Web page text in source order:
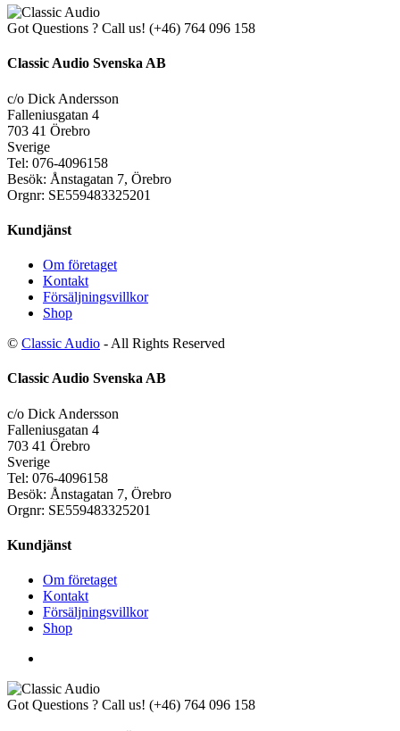
Got Questions ? Call us! (+46) 764 096 158
Classic Audio Svenska AB
c/o Dick Andersson
Falleniusgatan 4
703 41 Örebro
Sverige
Tel: 076-4096158
Besök: Ånstagatan 7, Örebro
Orgnr: SE559483325201
Kundjänst
Om företaget
Kontakt
Försäljningsvillkor
Shop
© Classic Audio - All Rights Reserved
Classic Audio Svenska AB
c/o Dick Andersson
Falleniusgatan 4
703 41 Örebro
Sverige
Tel: 076-4096158
Besök: Ånstagatan 7, Örebro
Orgnr: SE559483325201
Kundjänst
Om företaget
Kontakt
Försäljningsvillkor
Shop
Got Questions ? Call us! (+46) 764 096 158